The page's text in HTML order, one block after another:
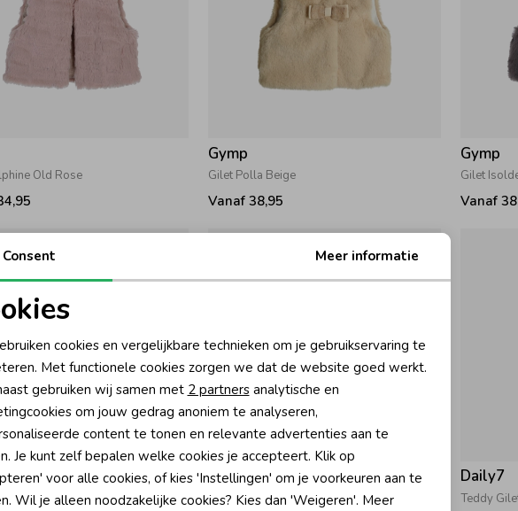
Old Rose
Gymp
Gilet Polla Beige
Vanaf 38,95
Gymp
Gilet
Vanaf
Old Rose
Gymp
Gilet Michelle Green
Daily7
Teddy
cookies
cookies Marketing cookies
Consent Meer informatie
cookies en vergelijkbare technieken om je gebruikservaring te
Met functionele cookies zorgen we dat de website goed werkt.
gebruiken wij samen met 2 partnersanalytische en
om jouw gedrag anoniem te analyseren,
content te tonen en relevante advertenties aan te
Je kunt zelf bepalen welke cookies je accepteert. Klik op
voor alle cookies, of kies 'Instellingen' om je voorkeuren aan te
Wil je alleen noodzakelijke cookies? Kies dan 'Weigeren'. Meer